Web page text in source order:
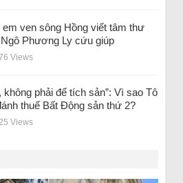
em ven sông Hồng viết tâm thư
Phương Ly cứu giúp
Views
không phải để tích sản”: Vì sao Tô
thuế Bất Động sản thứ 2?
Views